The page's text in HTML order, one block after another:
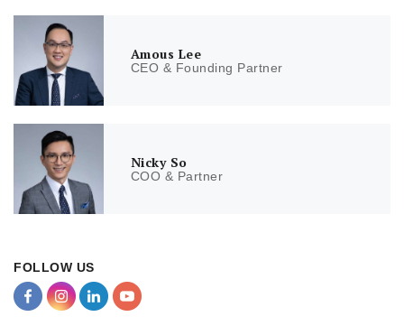
Amous Lee
CEO & Founding Partner
Nicky So
COO & Partner
FOLLOW US